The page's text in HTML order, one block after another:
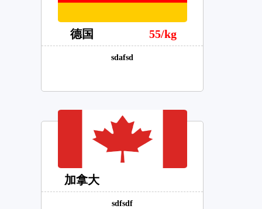
德国 55/kg
sdafsd
加拿大
sdfsdf